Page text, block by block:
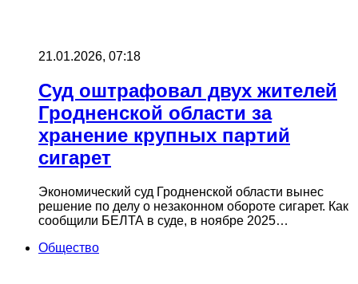
21.01.2026, 07:18
Суд оштрафовал двух жителей
Гродненской области за
хранение крупных партий
сигарет
Экономический суд Гродненской области вынес
решение по делу о незаконном обороте сигарет. Как
сообщили БЕЛТА в суде, в ноябре 2025…
Общество